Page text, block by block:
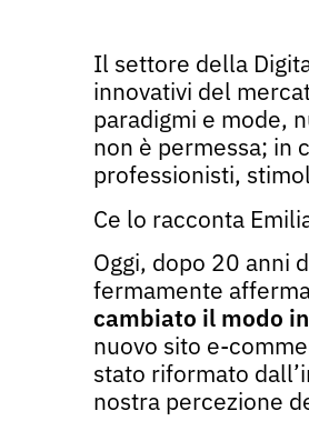
Il settore della
innovativi del
paradigmi e mode,
non è permessa; in
professionisti,
Ce lo racconta
Oggi, dopo 20 anni
fermamente
cambiato il modo
nuovo sito e-
stato riformato
nostra percezione